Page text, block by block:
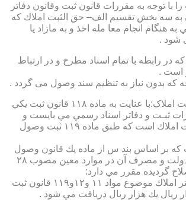
با توجه به مقررات قانون ثبت وقانون دفاتر
به سه بخش تقسيم الف– حق الثبت املاك كه
هنگام انجام معا مله اخذ و به مازاد يا
شود .
در رابطه با تمام اسناد مطرح و در ارتباط
است .
كه بدون نياز به تنظیم سند وصول می گردد .
بخش اول – حق الثبت املاک:با عنايت به ماده ۱۱۸ قانون ثبت يكي
ثبـت و دفاتر اسناد رسمي مي بايست و
صول گردد حق الثبت املاك است كه طبق ماده ۱۱۹ ثبت وصول
ثبت كه بر اساس بند س از ماده يك قانون وصول
برخي از درآمدهاي دولت و مصرف آن در موارد معين مصوب ۲۸
براي ثبت ملك دردفتر املاك موضوع مواد ۱۱ و۱۲و۱۱۹ قانون ثبت
ريال يك هزار ريال دريافت مي شود .